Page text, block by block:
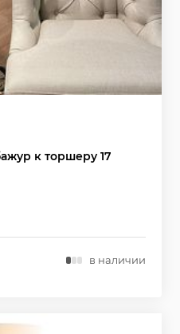
к торшеру 17
в наличии